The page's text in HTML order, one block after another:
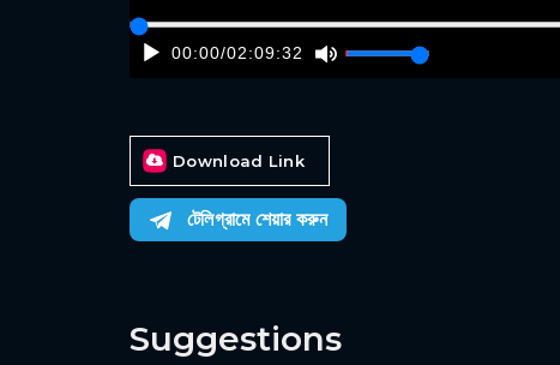
00:00/02:09:32
Download Link
টেলিগ্রামে শেয়ার করুন
Suggestions